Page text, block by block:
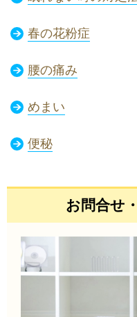
春の花粉症
腰の痛み
めまい
便秘
お問合せ